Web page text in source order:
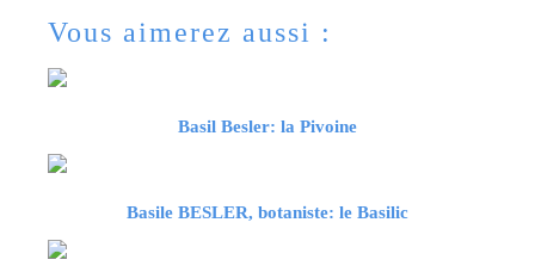
Vous aimerez aussi :
Basil Besler: la Pivoine
Basile BESLER, botaniste: le Basilic